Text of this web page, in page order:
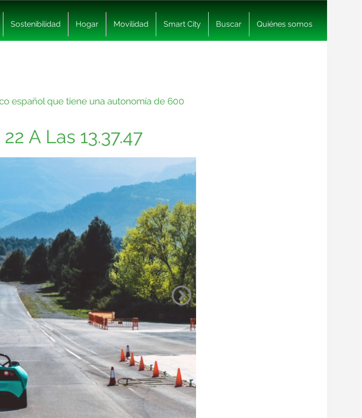
Sostenibilidad Hogar Movilidad Smart City Buscar Quiénes somos
español que tiene una autonomía de 600
A Las 13.37.47